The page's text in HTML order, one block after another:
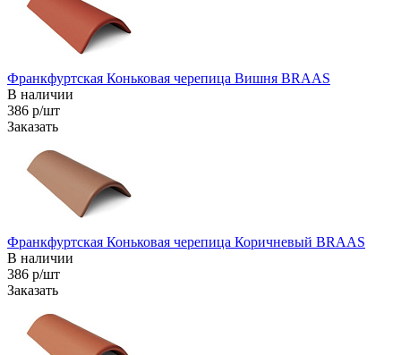
Франкфуртская Коньковая черепица Вишня BRAAS
В наличии
386 р/шт
Заказать
Франкфуртская Коньковая черепица Коричневый BRAAS
В наличии
386 р/шт
Заказать